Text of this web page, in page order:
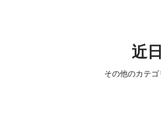
近
その他のカテゴ